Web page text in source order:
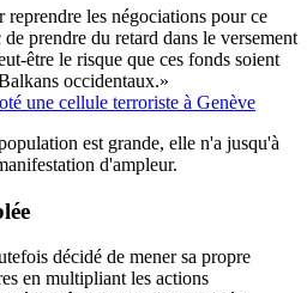
les négociations pour ce
prendre du retard dans le versement
être le risque que ces fonds soient
occidentaux.»
une cellule terroriste à Genève
est grande, elle n'a jusqu'à
d'ampleur.
décidé de mener sa propre
en multipliant les actions